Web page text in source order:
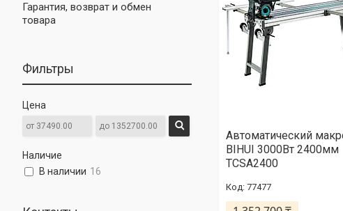
Гарантия, возврат и обмен
товара
Фильтры
Цена
Наличие
В наличии 16
Автоматический
BIHUI 3000Вт 2400мм
TCSA2400
77477